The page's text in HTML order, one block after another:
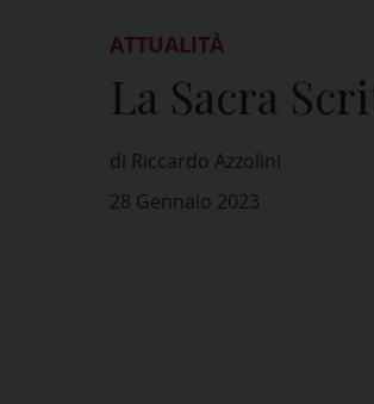
ATTUALITÀ
La Sacra
di Riccardo Azzolini
28 Gennaio 2023